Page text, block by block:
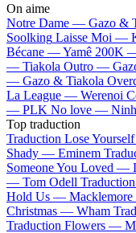
On aime
Notre Dame — Gazo &
Soolking Laisse Moi —
Bécane —Yamê 200K
— Tiakola Outro —
— Gazo & Tiakola
La League — Werenoi
— PLK No love —
Top traduction
Traduction Lose
Shady — Eminem
Someone You Loved —
— Tom Odell
Hold Us —
Christmas — Wham
Traduction Flowers —